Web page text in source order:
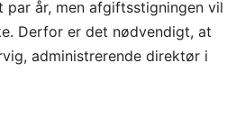
år, men afgiftsstigningen vil
Derfor er det nødvendigt, at
administrerende direktør i